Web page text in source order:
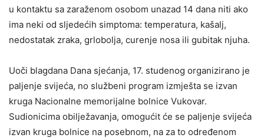
u kontaktu sa zaraženom osobom unazad 14 dana niti ako
ima neki od sljedećih simptoma: temperatura, kašalj,
nedostatak zraka, grlobolja, curenje nosa ili gubitak njuha.
Uoči blagdana Dana sjećanja, 17. studenog organizirano je
paljenje svijeća, no službeni program izmješta se izvan
kruga Nacionalne memorijalne bolnice Vukovar.
Sudionicima obilježavanja, omogućit će se paljenje svijeća
izvan kruga bolnice na posebnom, na za to određenom